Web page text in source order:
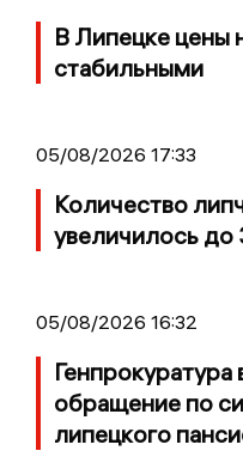
В Липецке цены
стабильными
05/08/2026 17:33
Количество
увеличилось до
05/08/2026 16:32
Генпрокуратура
обращение по
липецкого